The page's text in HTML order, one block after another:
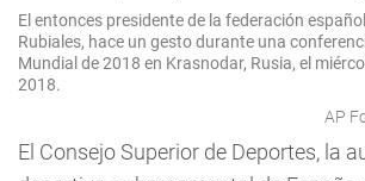
El entonces presidente de la federación
Rubiales, hace un gesto durante una
Mundial de 2018 en Krasnodar, Rusia, el
2018.
AP
El Consejo Superior de Deportes, la